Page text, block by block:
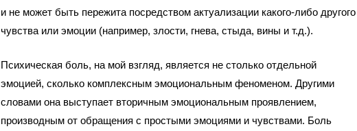
и не может быть пережита посредством актуализации какого-либо другого
чувства или эмоции (например, злости, гнева, стыда, вины и т.д.).
Психическая боль, на мой взгляд, является не столько отдельной
эмоцией, сколько комплексным эмоциональным феноменом. Другими
словами она выступает вторичным эмоциональным проявлением,
производным от обращения с простыми эмоциями и чувствами. Боль